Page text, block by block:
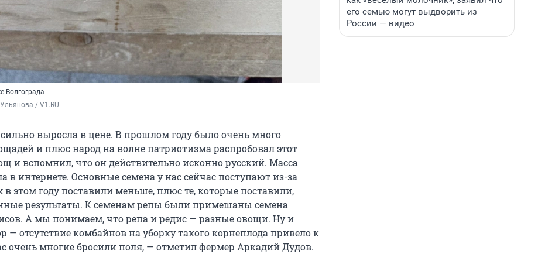
Волгограда
/ V1.RU
сильно выросла в цене. В прошлом году было очень много
и плюс народ на волне патриотизма распробовал этот
и вспомнил, что он действительно исконно русский. Масса
в интернете. Основные семена у нас сейчас поступают из-за
в этом году поставили меньше, плюс те, которые поставили,
результаты. К семенам репы были примешаны семена
А мы понимаем, что репа и редис — разные овощи. Ну и
— отсутствие комбайнов на уборку такого корнеплода привело к
очень многие бросили поля, — отметил фермер Аркадий Дудов.
его семью могут выдворить из
России — видео